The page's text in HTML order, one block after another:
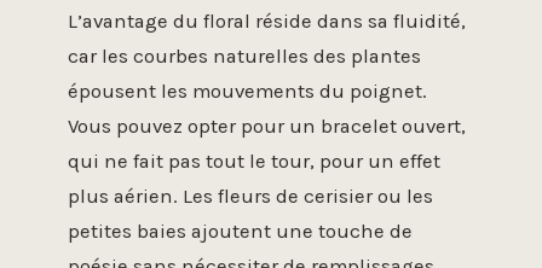
L’avantage du floral réside dans sa fluidité,
car les courbes naturelles des plantes
épousent les mouvements du poignet.
Vous pouvez opter pour un bracelet ouvert,
qui ne fait pas tout le tour, pour un effet
plus aérien. Les fleurs de cerisier ou les
petites baies ajoutent une touche de